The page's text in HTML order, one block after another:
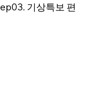
ep03. 기상특보 편